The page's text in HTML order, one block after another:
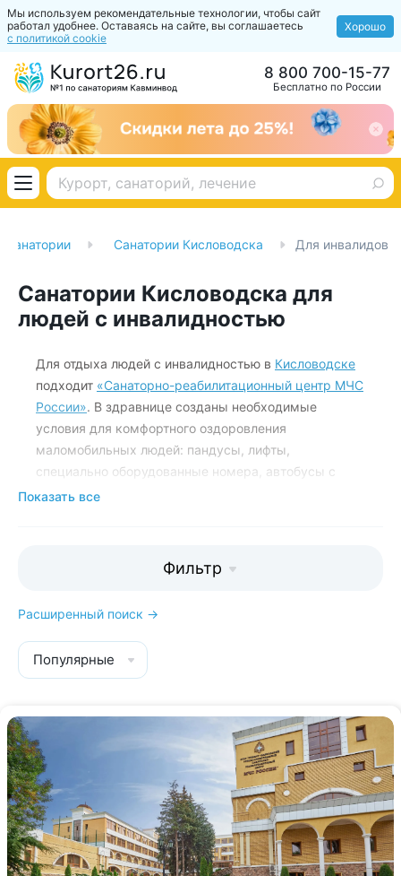
Мы используем рекомендательные технологии, чтобы сайт
работал удобнее. Оставаясь на сайте, вы соглашаетесь
с политикой cookie
Хорошо
Бесплатно по России
8 800 700-15-77
Санатории Санатории Кисловодска Для инвалидов
Санатории Кисловодска для
людей с инвалидностью
Для отдыха людей с инвалидностью в Кисловодске
подходит «Санаторно-реабилитационный центр МЧС
России». В здравнице созданы необходимые
условия для комфортного оздоровления
маломобильных людей: пандусы, лифты,
специально оборудованные номера, автобусы с
подъемниками; разработаны профильные лечебные
Выбрать номер и быстро забронировать
менеджеры Kurort26.ru:
консультация бесплатны.
Показать все
Фильтр
Расширенный поиск →
Популярные